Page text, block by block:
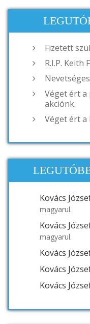
Fizetett
R.I.P. Keith
Véget ért
akciónk.
Véget ért a
Kovács
magyarul.
Kovács
magyarul.
Kovács
Kovács
Kovács